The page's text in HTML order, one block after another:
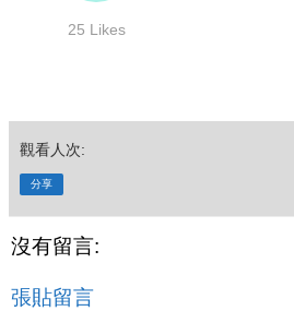
觀看人次:
分享
沒有留言:
張貼留言